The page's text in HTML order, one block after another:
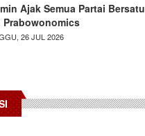
Ajak Semua Partai Bersatu
Prabowonomics
26 JUL 2026